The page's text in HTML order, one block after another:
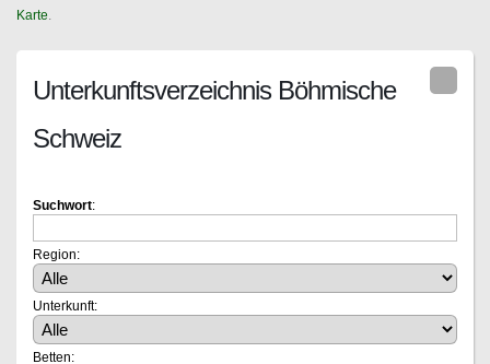
Karte.
Unterkunftsverzeichnis Böhmische
Schweiz
Suchwort:
Region:
Unterkunft:
Betten: